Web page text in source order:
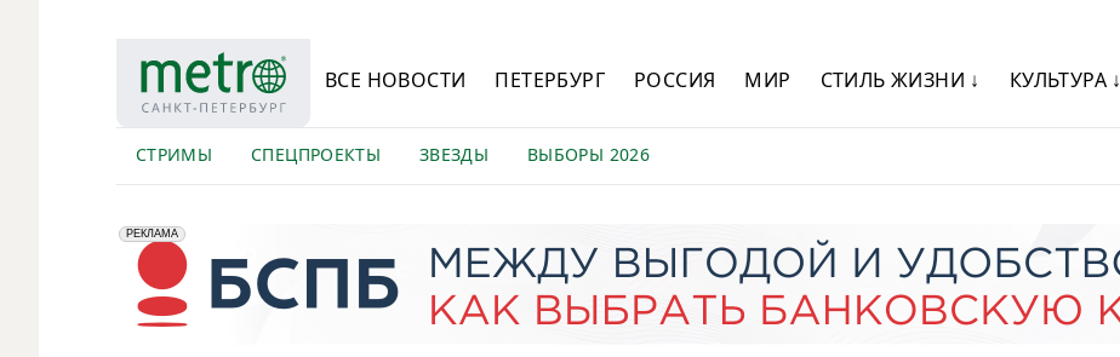
ВСЕ НОВОСТИ ПЕТЕРБУРГ РОССИЯ МИР СТИЛЬ ЖИЗНИ ↓ КУЛЬТУРА ↓
СТРИМЫ СПЕЦПРОЕКТЫ ЗВЕЗДЫ ВЫБОРЫ 2026
erid: 2VfnxyFybV5
РЕКЛАМА
ПАО "Банк "Санкт-Петербург", ИНН: 7831000027